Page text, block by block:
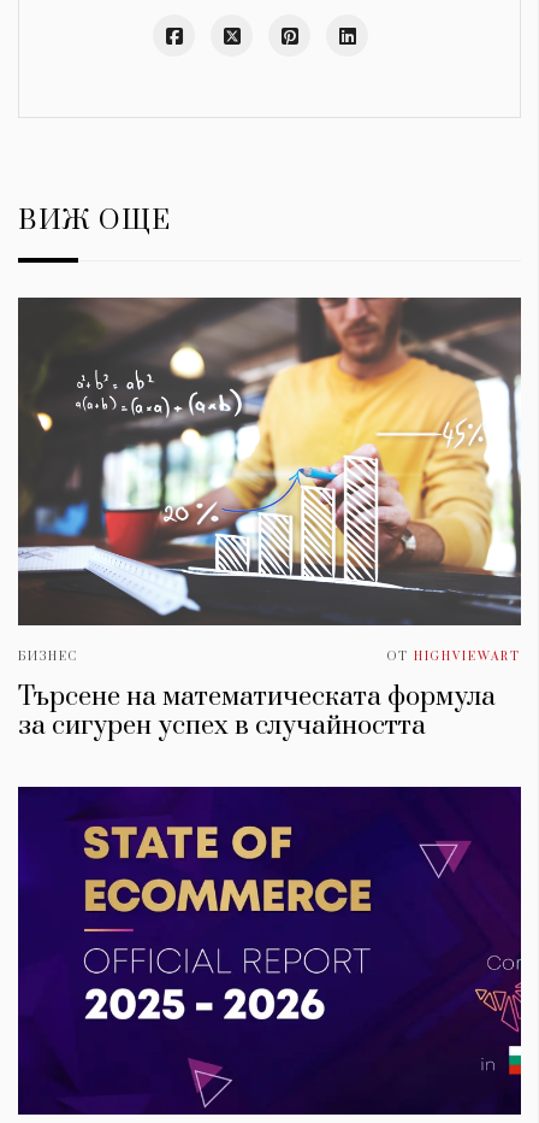
ВИЖ ОЩЕ
БИЗНЕС ОТ HIGHVIEWART
Търсене на математическата формула
за сигурен успех в случайността